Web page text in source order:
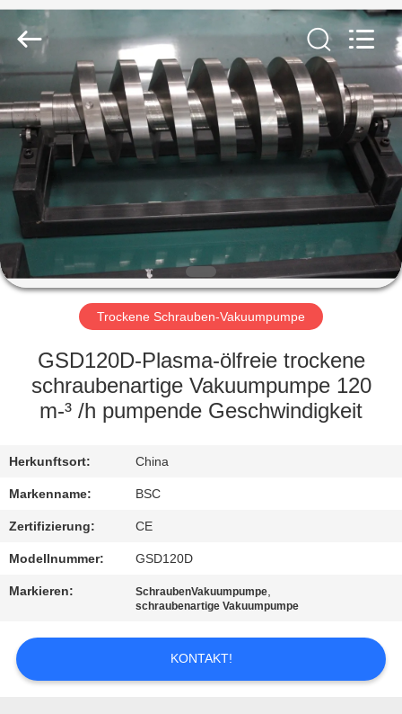
ZU
HAUSE
PRODUKTE
ÜBER
UNS
WERKSBESICHTIGUNG
QUALITÄTSKONTROLLE
MIT
UNS
BITTE UM
EIN
BAOSI
Equipment
Ltd..
Reserved.
Trockene Schrauben-Vakuumpumpe
GSD120D-Plasma-ölfreie trockene
schraubenartige Vakuumpumpe 120
m-³ /h pumpende Geschwindigkeit
Herkunftsort: China
Markenname: BSC
Zertifizierung: CE
Modellnummer: GSD120D
Markieren: SchraubenVakuumpumpe,
schraubenartige Vakuumpumpe
KONTAKT!